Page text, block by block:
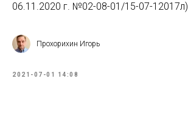
06.11.2020 г. №02-08-01/15-07-12017л)
Прохорихин Игорь
2021-07-01 14:08